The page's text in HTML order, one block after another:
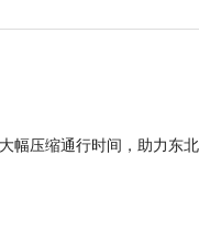
幅压缩通行时间，助力东